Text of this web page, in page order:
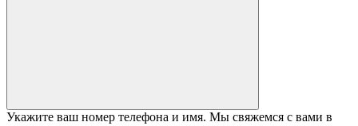
Укажите ваш номер телефона и имя. Мы свяжемся с вами в